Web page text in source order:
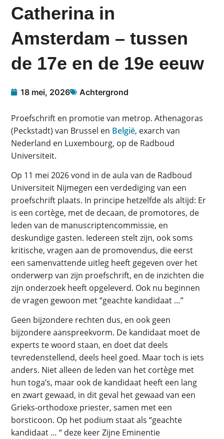
Catherina in
Amsterdam – tussen
de 17e en de 19e eeuw
18 mei, 2026 Achtergrond
Proefschrift en promotie van metrop. Athenagoras
(Peckstadt) van Brussel en België, exarch van
Nederland en Luxembourg, op de Radboud
Universiteit.
Op 11 mei 2026 vond in de aula van de Radboud
Universiteit Nijmegen een verdediging van een
proefschrift plaats. In principe hetzelfde als altijd: Er
is een cortège, met de decaan, de promotores, de
leden van de manuscriptencommissie, en
deskundige gasten. Iedereen stelt zijn, ook soms
kritische, vragen aan de promovendus, die eerst
een samenvattende uitleg heeft gegeven over het
onderwerp van zijn proefschrift, en de inzichten die
zijn onderzoek heeft opgeleverd. Ook nu beginnen
de vragen gewoon met “geachte kandidaat …”
Geen bijzondere rechten dus, en ook geen
bijzondere aanspreekvorm. De kandidaat moet de
experts te woord staan, en doet dat deels
tevredenstellend, deels heel goed. Maar toch is iets
anders. Niet alleen de leden van het cortège met
hun toga’s, maar ook de kandidaat heeft een lang
en zwart gewaad, in dit geval het gewaad van een
Grieks-orthodoxe priester, samen met een
borsticoon. Op het podium staat als “geachte
kandidaat … “ deze keer Zijne Eminentie